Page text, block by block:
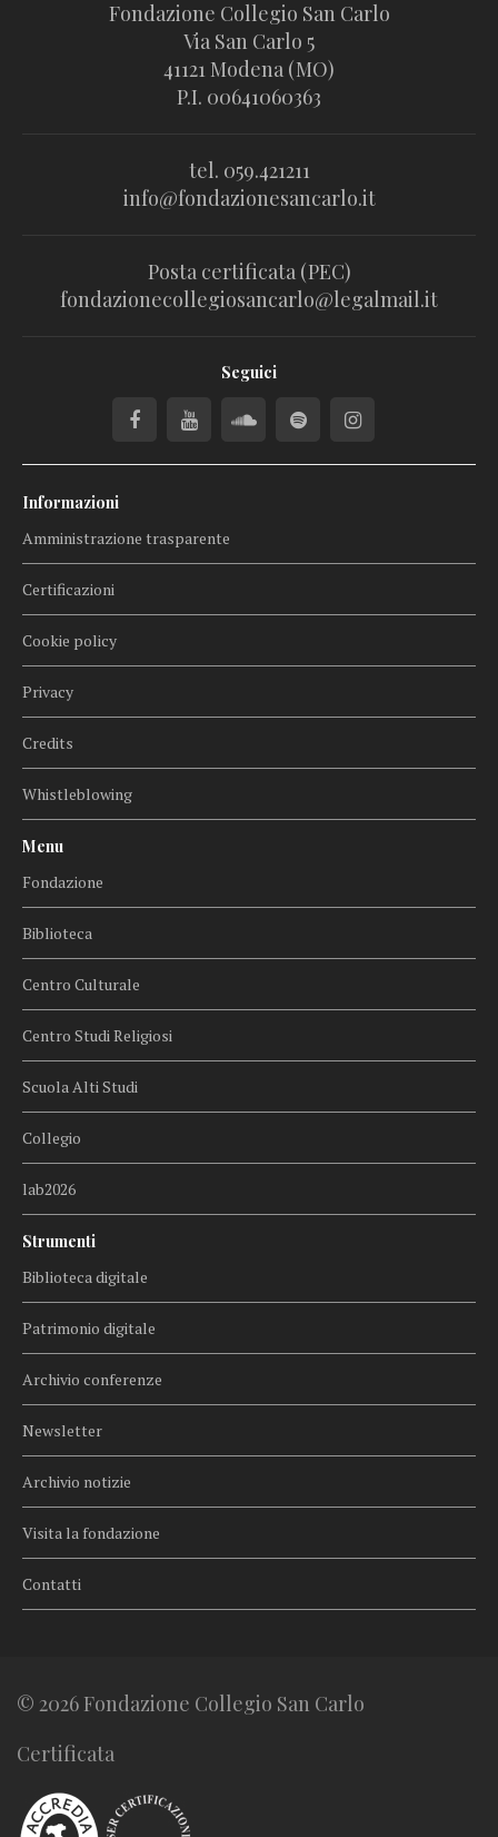
Fondazione Collegio San Carlo
Via San Carlo 5
41121 Modena (MO)
P.I. 00641060363
tel. 059.421211
info@fondazionesancarlo.it
Posta certificata (PEC)
fondazionecollegiosancarlo@legalmail.it
Seguici
Informazioni
Amministrazione trasparente
Certificazioni
Cookie policy
Privacy
Credits
Whistleblowing
Menu
Fondazione
Biblioteca
Centro Culturale
Centro Studi Religiosi
Scuola Alti Studi
Collegio
lab2026
Strumenti
Biblioteca digitale
Patrimonio digitale
Archivio conferenze
Newsletter
Archivio notizie
Visita la fondazione
Contatti
© 2026 Fondazione Collegio San Carlo
Certificata